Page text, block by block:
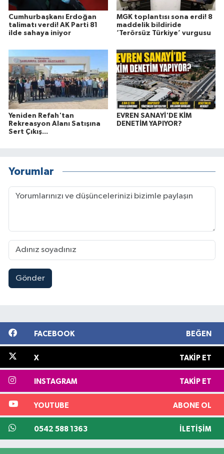
Cumhurbaşkanı Erdoğan
talimatı verdi! AK Parti 81
ilde sahaya iniyor
MGK toplantısı sona erdi! 8
maddelik bildiride
‘Terörsüz Türkiye’ vurgusu
Yeniden Refah'tan
Rekreasyon Alanı Satışına
Sert Çıkış...
EVREN SANAYİ'DE KİM
DENETİM YAPIYOR?
Yorumlar
Gönder
FACEBOOK BEĞEN
X TAKIP ET
INSTAGRAM TAKIP ET
YOUTUBE ABONE OL
0542 588 1363 İLETIŞIM